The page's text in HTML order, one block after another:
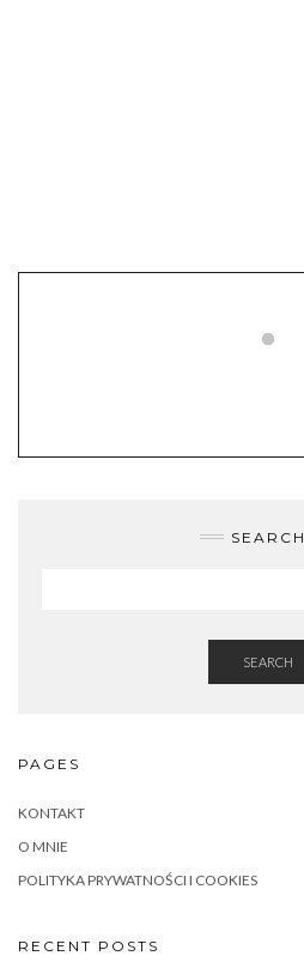
SEARCH
SEARCH
PAGES
KONTAKT
O MNIE
POLITYKA PRYWATNOŚCI I COOKIES
RECENT POSTS